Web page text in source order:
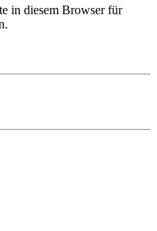
in diesem Browser für